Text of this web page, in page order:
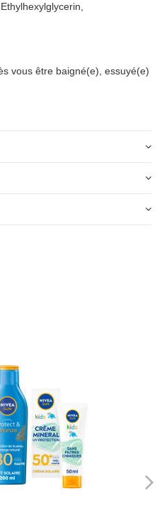
vous être baigné(e), essuyé(e)